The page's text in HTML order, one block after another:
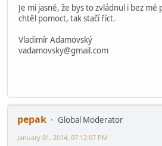
Je mi jasné, že bys to zvládnul i bez
chtěl pomoct, tak stačí říct.
Vladimír Adamovský
vadamovsky@gmail.com
pepak
Global Moderator
January 01, 2014, 07:12:07 PM